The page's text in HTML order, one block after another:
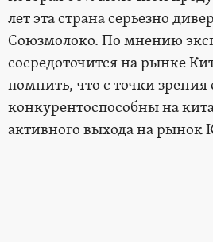
лет эта страна серьезно
Союзмолоко. По мнению
сосредоточится на рынке
помнить, что с точки
конкурентоспособны на
активного выхода на рынок